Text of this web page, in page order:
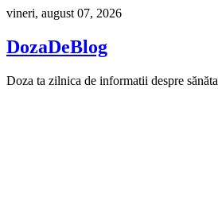
Skip
content
vineri, august 07, 2026
DozaDeBlog
Doza ta zilnica de informatii despre